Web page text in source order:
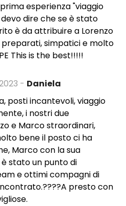
esperienza "viaggio
dire che se è stato
è da attribuire a Lorenzo
preparati, simpatici e molto
This is the best!!!!!
- Daniela
posti incantevoli, viaggio
i nostri due
e Marco straordinari,
bene il posto ci ha
Marco con la sua
stato un punto di
e ottimi compagni di
presto con